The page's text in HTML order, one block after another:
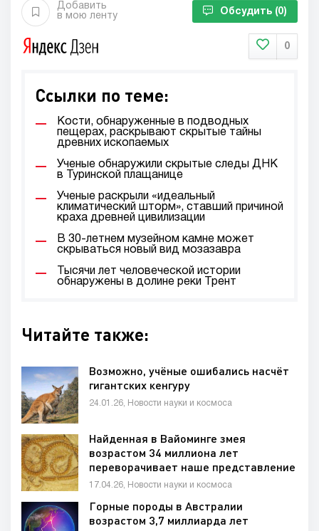
Добавить
в мою ленту
Обсудить (0)
0
Ссылки по теме:
Кости, обнаруженные в подводных
пещерах, раскрывают скрытые тайны
древних ископаемых
Ученые обнаружили скрытые следы ДНК
в Туринской плащанице
Ученые раскрыли «идеальный
климатический шторм», ставший причиной
краха древней цивилизации
В 30-летнем музейном камне может
скрываться новый вид мозазавра
Тысячи лет человеческой истории
обнаружены в долине реки Трент
Читайте также:
Возможно, учёные ошибались насчёт
гигантских кенгуру
24.01.26, Новости науки и космоса
Найденная в Вайоминге змея
возрастом 34 миллиона лет
переворачивает наше представление
об эволюции
17.04.26, Новости науки и космоса
Горные породы в Австралии
возрастом 3,7 миллиарда лет